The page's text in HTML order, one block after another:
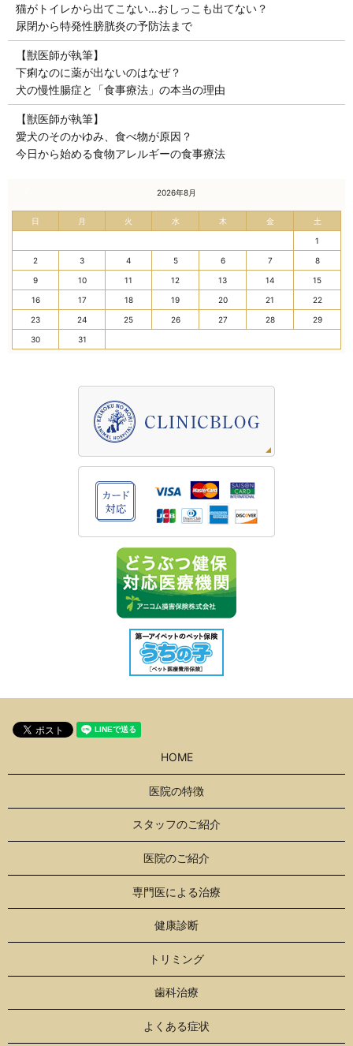
猫がトイレから出てこない…おしっこも出てない？
尿閉から特発性膀胱炎の予防法まで
【獣医師が執筆】
下痢なのに薬が出ないのはなぜ？
犬の慢性腸症と「食事療法」の本当の理由
【獣医師が執筆】
愛犬のそのかゆみ、食べ物が原因？
今日から始める食物アレルギーの食事療法
2026年8月
日 月 火 水 木 金 土
1
2 3 4 5 6 7 8
9 10 11 12 13 14 15
16 17 18 19 20 21 22
23 24 25 26 27 28 29
30 31
HOME
医院の特徴
スタッフのご紹介
医院のご紹介
専門医による治療
健康診断
トリミング
歯科治療
よくある症状